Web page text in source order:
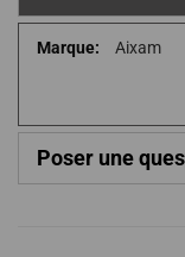
Plus
Aixam
Poser une